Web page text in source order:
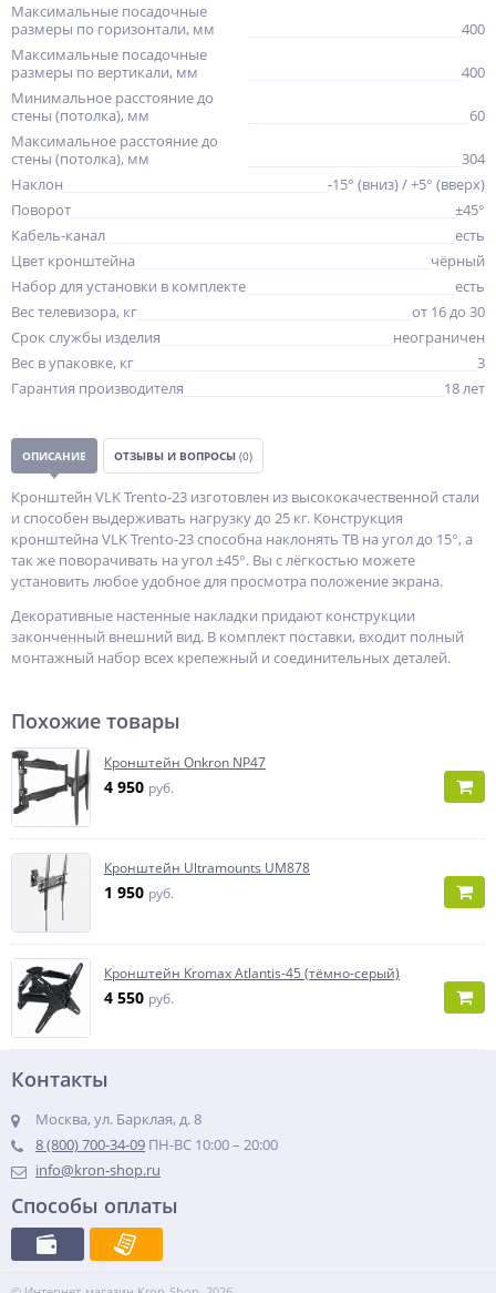
Максимальные посадочные
размеры по горизонтали, мм
400
Максимальные посадочные
размеры по вертикали, мм
400
Минимальное расстояние до
стены (потолка), мм
60
Максимальное расстояние до
стены (потолка), мм
304
Наклон
-15° (вниз) / +5° (вверх)
Поворот
±45°
Кабель-канал
есть
Цвет кронштейна
чёрный
Набор для установки в комплекте
есть
Вес телевизора, кг
от 16 до 30
Срок службы изделия
неограничен
Вес в упаковке, кг
3
Гарантия производителя
18 лет
ОПИСАНИЕ ОТЗЫВЫ И ВОПРОСЫ (0)
Кронштейн VLK Trento-23 изготовлен из высококачественной стали
и способен выдерживать нагрузку до 25 кг. Конструкция
кронштейна VLK Trento-23 способна наклонять ТВ на угол до 15°, а
так же поворачивать на угол ±45°. Вы с лёгкостью можете
установить любое удобное для просмотра положение экрана.
Декоративные настенные накладки придают конструкции
законченный внешний вид. В комплект поставки, входит полный
монтажный набор всех крепежный и соединительных деталей.
Похожие товары
Кронштейн Onkron NP47
4 950 руб.
Кронштейн Ultramounts UM878
1 950 руб.
Кронштейн Kromax Atlantis-45 (тёмно-серый)
4 550 руб.
Контакты
Москва, ул. Барклая, д. 8
8 (800) 700-34-09 ПН-ВС 10:00 – 20:00
info@kron-shop.ru
Способы оплаты